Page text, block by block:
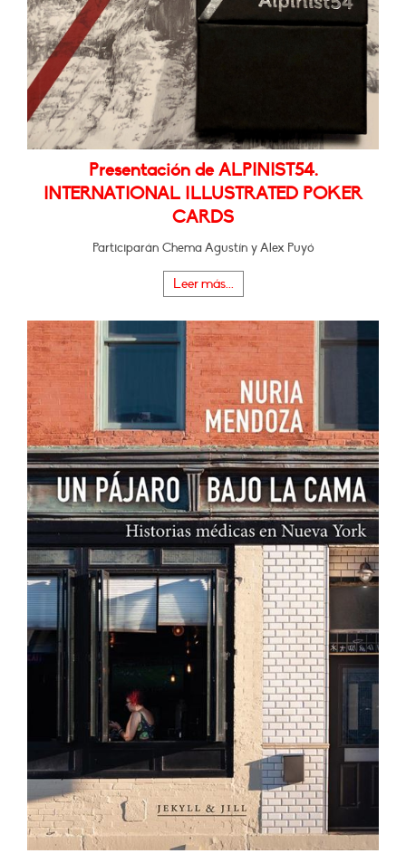
Presentación de ALPINIST54.
INTERNATIONAL ILLUSTRATED POKER
CARDS
Participarán Chema Agustín y Alex Puyó
Leer más...